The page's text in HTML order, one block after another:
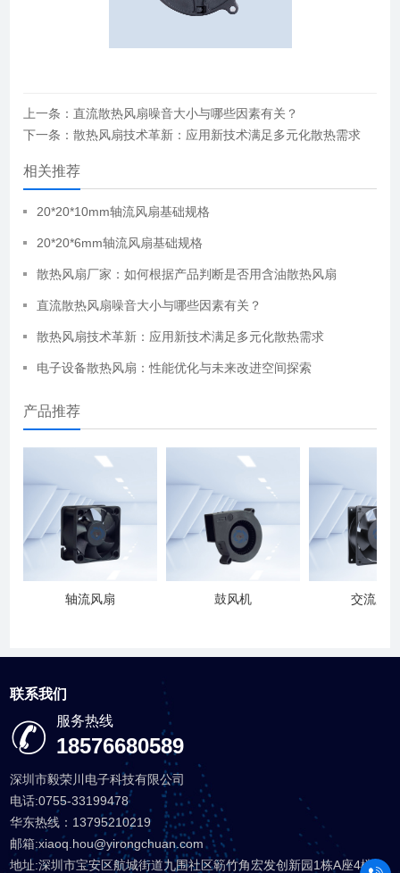
上一条：直流散热风扇噪音大小与哪些因素有关？
下一条：散热风扇技术革新：应用新技术满足多元化散热需求
相关推荐
20*20*10mm轴流风扇基础规格
20*20*6mm轴流风扇基础规格
散热风扇厂家：如何根据产品判断是否用含油散热风扇
直流散热风扇噪音大小与哪些因素有关？
散热风扇技术革新：应用新技术满足多元化散热需求
电子设备散热风扇：性能优化与未来改进空间探索
产品推荐
轴流风扇 鼓风机 交流风
联系我们
服务热线
18576680589
深圳市毅荣川电子科技有限公司
电话:0755-33199478
华东热线：13795210219
邮箱:xiaoq.hou@yirongchuan.com
地址:深圳市宝安区航城街道九围社区簕竹角宏发创新园1栋A座4楼